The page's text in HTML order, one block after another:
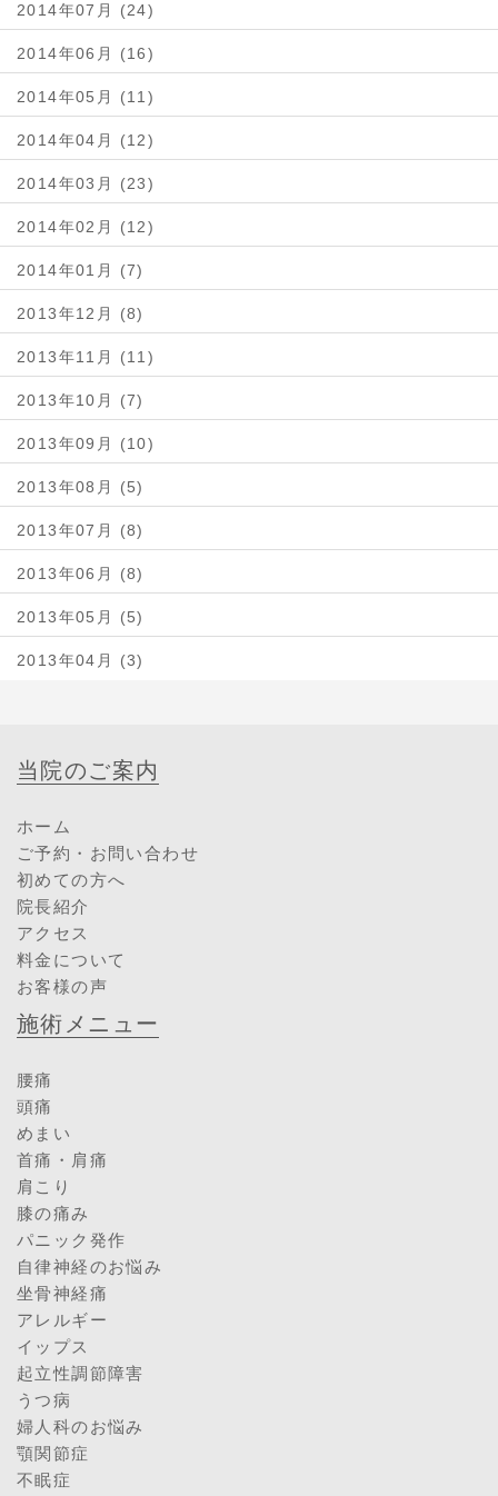
2014年07月 (24)
2014年06月 (16)
2014年05月 (11)
2014年04月 (12)
2014年03月 (23)
2014年02月 (12)
2014年01月 (7)
2013年12月 (8)
2013年11月 (11)
2013年10月 (7)
2013年09月 (10)
2013年08月 (5)
2013年07月 (8)
2013年06月 (8)
2013年05月 (5)
2013年04月 (3)
当院のご案内
ホーム
ご予約・お問い合わせ
初めての方へ
院長紹介
アクセス
料金について
お客様の声
施術メニュー
腰痛
頭痛
めまい
首痛・肩痛
肩こり
膝の痛み
パニック発作
自律神経のお悩み
坐骨神経痛
アレルギー
イップス
起立性調節障害
うつ病
婦人科のお悩み
顎関節症
不眠症